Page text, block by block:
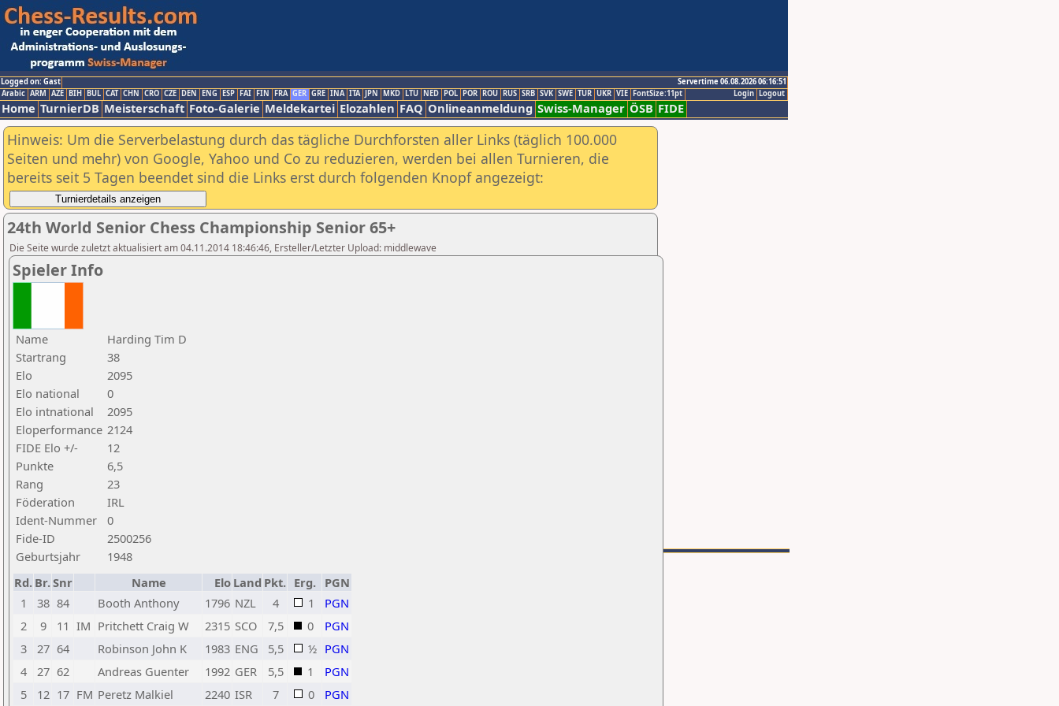
Logged on: Gast
Servertime 06.08.2026 06:16:51
Logout
Login
Arabic ARM AZE BIH BUL CAT CHN CRO CZE DEN ENG ESP FAI FIN FRA GER GRE INA ITA JPN MKD LTU NED POL POR ROU RUS SRB SVK SWE TUR UKR VIE FontSize:11pt
Home TurnierDB Meisterschaft Foto-Galerie Meldekartei Elozahlen FAQ Onlineanmeldung Swiss-Manager ÖSB FIDE
Hinweis: Um die Serverbelastung durch das tägliche Durchforsten aller Links (täglich 100.000
Seiten und mehr) von Google, Yahoo und Co zu reduzieren, werden bei allen Turnieren, die
bereits seit 5 Tagen beendet sind die Links erst durch folgenden Knopf angezeigt:
24th World Senior Chess Championship Senior 65+
Die Seite wurde zuletzt aktualisiert am 04.11.2014 18:46:46, Ersteller/Letzter Upload: middlewave
Spieler Info
Name
Harding Tim D
Startrang
38
Elo
2095
Elo national
0
Elo intnational
2095
Eloperformance 2124
FIDE Elo +/-
12
Punkte
6,5
Rang
23
Föderation
IRL
Ident-Nummer
0
Fide-ID
2500256
Geburtsjahr
1948
Rd. Br.Snr Name Elo Land Pkt. Erg.
PGN
1
38 84 Booth Anthony 1796 NZL 4 1
PGN
2
9 11 IM Pritchett Craig W 2315 SCO 7,5 0
PGN
3
27 64 Robinson John K 1983 ENG 5,5 ½ PGN
4
27 62 Andreas Guenter 1992 GER 5,5 1
PGN
5
12 17 FM Peretz Malkiel 2240 ISR 7 0 PGN